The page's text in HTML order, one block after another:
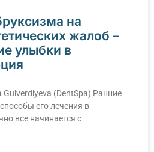
на
жалоб –
улыбки в
(DentSpa) Ранние
его лечения в
все начинается с